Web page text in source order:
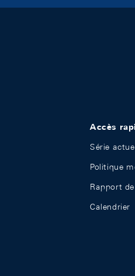
Accès
Série
Politique
Rapport
Calendrier